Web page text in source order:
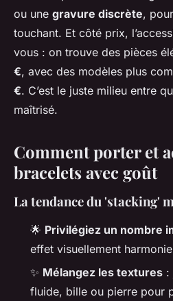
ou une gravure discrète,
touchant. Et côté prix,
vous : on trouve des pièces
€, avec des modèles plus
€. C’est le juste milieu entre
maîtrisé.
Comment porter et
bracelets avec goût
La tendance du 'stacking'
🌟 Privilégiez un nombre
effet visuellement
✨ Mélangez les textures :
fluide, bille ou pierre pour